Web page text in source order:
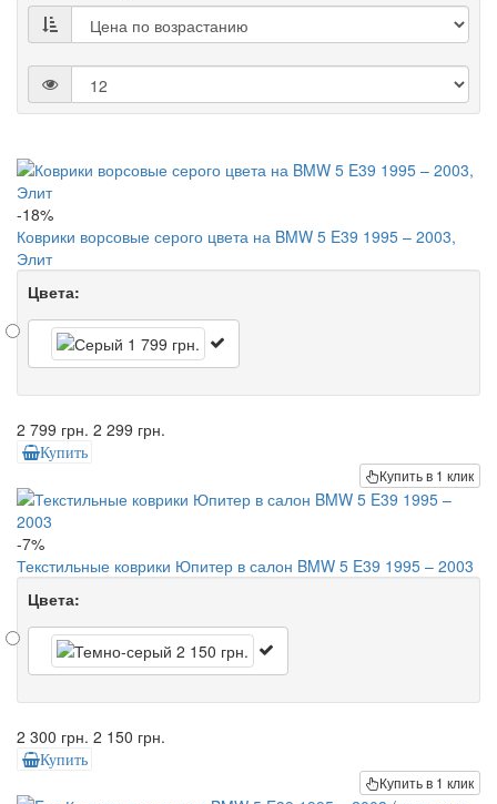
-18%
Коврики ворсовые серого цвета на BMW 5 E39 1995 – 2003,
Элит
Цвета:
2 799 грн. 2 299 грн.
Купить
Купить в 1 клик
-7%
Текстильные коврики Юпитер в салон BMW 5 E39 1995 – 2003
Цвета:
2 300 грн. 2 150 грн.
Купить
Купить в 1 клик